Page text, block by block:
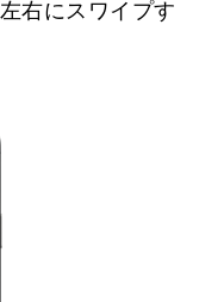
右にスワイプす